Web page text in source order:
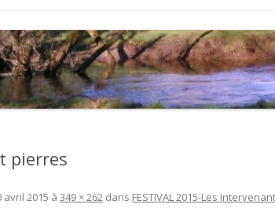
DU FESTIVAL
DEPUIS 2015 – QUI
?
LE FESTIVAL DEPUIS 2015…OU
ALLONS-NOUS ?
pierres
avril 2015 à 349 × 262 dans FESTIVAL 2015-Les